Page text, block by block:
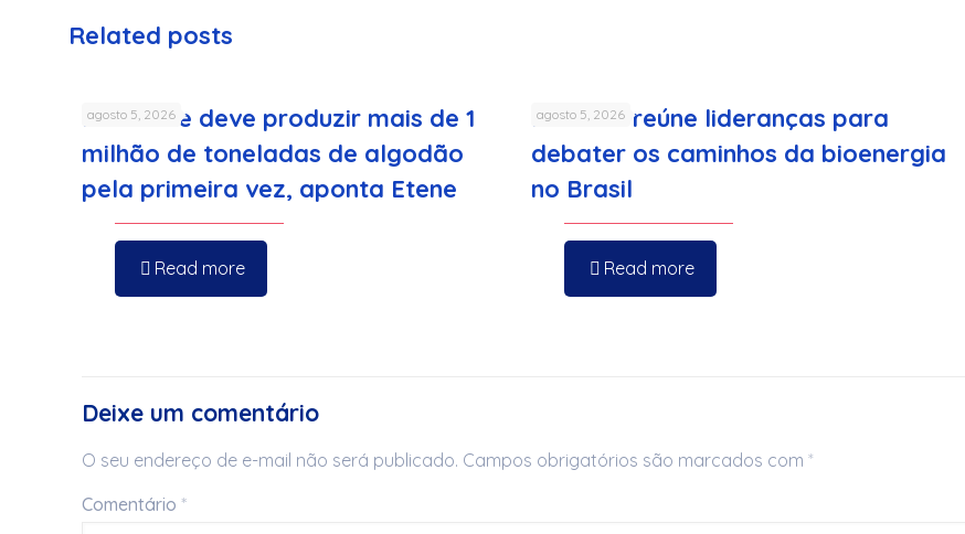
Related posts
agosto 5, 2026
Nordeste deve produzir mais de 1
milhão de toneladas de algodão
pela primeira vez, aponta Etene
Read more
agosto 5, 2026
FenaBio reúne lideranças para
debater os caminhos da bioenergia
no Brasil
Read more
Deixe um comentário
O seu endereço de e-mail não será publicado. Campos obrigatórios são marcados com *
Comentário *